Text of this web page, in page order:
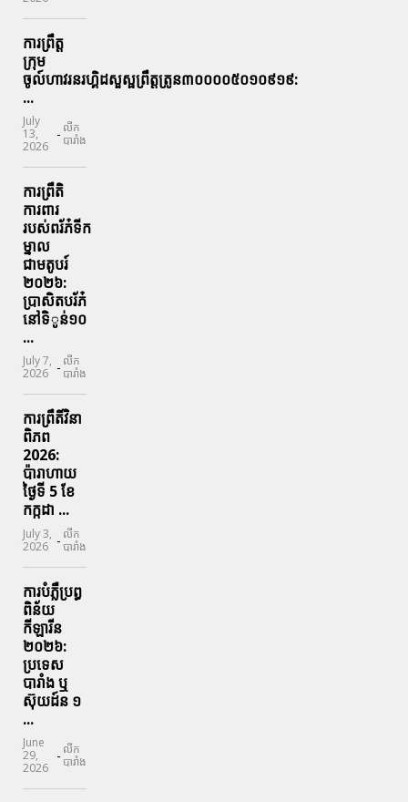
ការព្រឹត្ត
ក្រុម
ចូល៍ហាវរនរហ្គិដសួស្ផព្រឹត្តត្រូន៣០០០០៥០១០៩១៩:
...
July
13,
2026
- លីក
បារាំង
ការព្រឹតិ
ការពារ
របស់ពរ័ភ៎ទីក
ម្នាល
ជាមតូបរ៍
២០២៦:
ប្រាសិតបរ័ភ៎
នៅទិូន់១០
...
July 7,
2026 - លីក
បារាំង
ការព្រឹតិ៍វិនា
ពិភព
2026:
ប៉ារាហាយ
ថ្ងៃទី 5 ខែ
កក្កដា ...
July 3,
2026 - លីក
បារាំង
ការបំភ្លឺប្រព្ធ​
ពិន័យ​
កីឡារីន​
២០២៦:
ប្រទេស​
បារាំង​ ឬ​
ស៊ុយដ៍ន​ ១
...
June
29,
2026
- លីក
បារាំង